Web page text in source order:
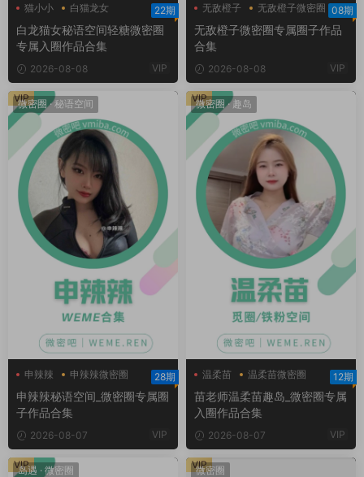
猫小小
白猫龙女
白猫龙女轻糖乐园
22期
白龙猫女秘语空间轻糖微密圈
专属入圈作品合集
2026-08-08 VIP
无敌橙子 无敌橙子微密圈 08期
无敌橙子微密圈专属圈子作品
合集
2026-08-08 VIP
微密圈·秘语空间
申辣辣
申辣辣微密圈
申辣辣秘语空间
28期
申辣辣秘语空间_微密圈专属圈
子作品合集
2026-08-07 VIP
VIP 微密圈·趣岛
温柔苗
温柔苗微密圈
温柔苗趣岛
12期
苗老师温柔苗趣岛_微密圈专属
入圈作品合集
2026-08-07 VIP
VIP
岛遇 · 微密圈
VIP 微密圈
VIP